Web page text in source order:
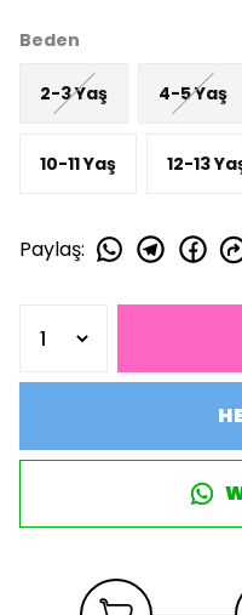
Beden
2-3 Yaş 4-5 Yaş
10-11 Yaş 12-13
Paylaş: